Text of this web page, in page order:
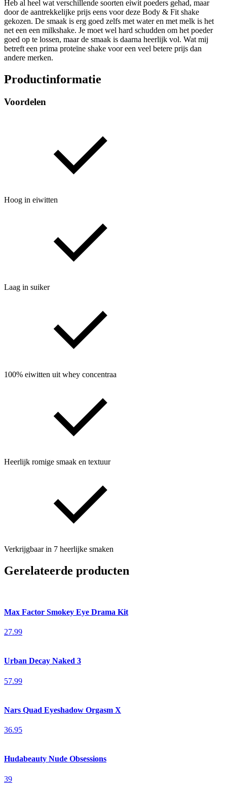
Heb al heel wat verschillende soorten eiwit poeders gehad, maar
door de aantrekkelijke prijs eens voor deze Body & Fit shake
gekozen. De smaak is erg goed zelfs met water en met melk is het
net een een milkshake. Je moet wel hard schudden om het poeder
goed op te lossen, maar de smaak is daarna heerlijk vol. Wat mij
betreft een prima proteïne shake voor een veel betere prijs dan
andere merken.
Productinformatie
Voordelen
Hoog in eiwitten
Laag in suiker
100% eiwitten uit whey concentraa
Heerlijk romige smaak en textuur
Verkrijgbaar in 7 heerlijke smaken
Gerelateerde producten
Max Factor Smokey Eye Drama Kit
27.99
Urban Decay Naked 3
57.99
Nars Quad Eyeshadow Orgasm X
36.95
Hudabeauty Nude Obsessions
39